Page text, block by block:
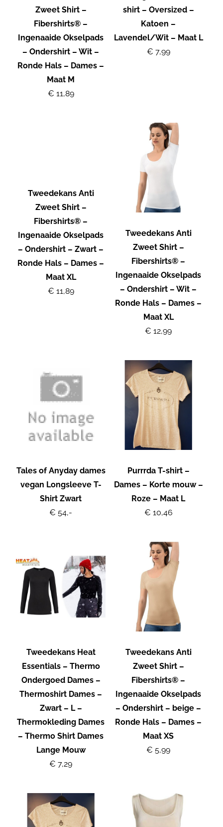
Zweet Shirt –
Fibershirts® –
Ingenaaide Okselpads
– Ondershirt – Wit –
Ronde Hals – Dames –
Maat M
€ 11,89
shirt – Oversized –
Katoen –
Lavendel/Wit – Maat L
€ 7,99
Tweedekans Anti
Zweet Shirt –
Fibershirts® –
Ingenaaide Okselpads
– Ondershirt – Zwart –
Ronde Hals – Dames –
Maat XL
€ 11,89
Tweedekans Anti
Zweet Shirt –
Fibershirts® –
Ingenaaide Okselpads
– Ondershirt – Wit –
Ronde Hals – Dames –
Maat XL
€ 12,99
Tales of Anyday dames
vegan Longsleeve T-
Shirt Zwart
€ 54,-
Purrrda T-shirt –
Dames – Korte mouw –
Roze – Maat L
€ 10,46
Tweedekans Heat
Essentials – Thermo
Ondergoed Dames –
Thermoshirt Dames –
Zwart – L –
Thermokleding Dames
– Thermo Shirt Dames
Lange Mouw
€ 7,29
Tweedekans Anti
Zweet Shirt –
Fibershirts® –
Ingenaaide Okselpads
– Ondershirt – beige –
Ronde Hals – Dames –
Maat XS
€ 5,99